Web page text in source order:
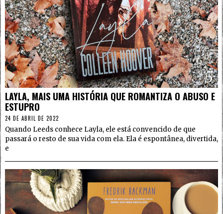
5
LAYLA, MAIS UMA HISTÓRIA QUE ROMANTIZA O ABUSO E
ESTUPRO
24 DE ABRIL DE 2022
Quando Leeds conhece Layla, ele está convencido de que
passará o resto de sua vida com ela. Ela é espontânea, divertida,
e